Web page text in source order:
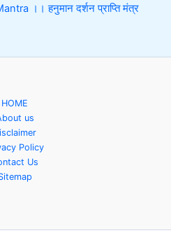
।। हनुमान दर्शन प्राप्ति मंत्र
HOME
us
Policy
Us